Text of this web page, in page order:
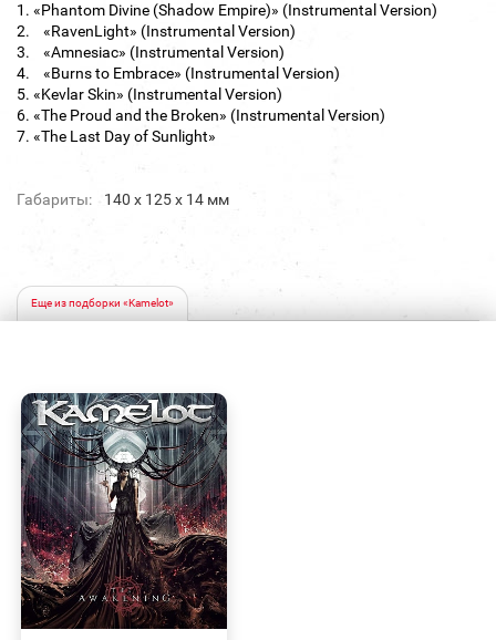
1. «Phantom Divine (Shadow Empire)» (Instrumental Version)
2. «RavenLight» (Instrumental Version)
3. «Amnesiac» (Instrumental Version)
4. «Burns to Embrace» (Instrumental Version)
5. «Kevlar Skin» (Instrumental Version)
6. «The Proud and the Broken» (Instrumental Version)
7. «The Last Day of Sunlight»
Габариты: 140 х 125 х 14 мм
Еще из подборки «Kamelot»